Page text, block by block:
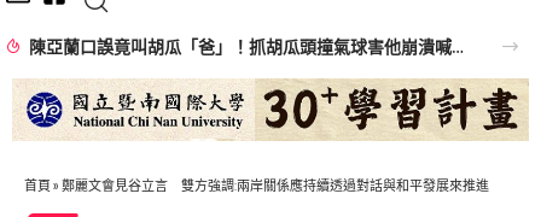
陳亞蘭口誤竟叫胡瓜「爸」！抓胡瓜頭撞氣球害他崩潰喊：不演了啦
首頁 » 鄭麗文會見谷立言 雙方強調:兩岸關係應持續透過對話與和平發展來推進